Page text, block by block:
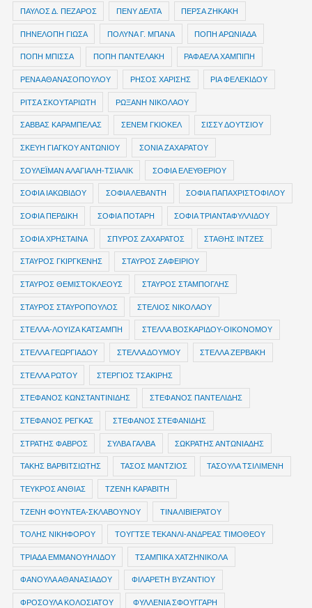
ΠΑΥΛΟΣ Δ. ΠΕΖΑΡΟΣ ΠΕΝΥ ΔΕΛΤΑ ΠΕΡΣΑ ΖΗΚΑΚΗ
ΠΗΝΕΛΟΠΗ ΓΙΩΣΑ ΠΟΛΥΝΑ Γ. ΜΠΑΝΑ ΠΟΠΗ ΑΡΩΝΙΑΔΑ
ΠΟΠΗ ΜΠΙΣΣΑ ΠΟΠΗ ΠΑΝΤΕΛΑΚΗ ΡΑΦΑΕΛΑ ΧΑΜΠΙΠΗ
ΡΕΝΑ ΑΘΑΝΑΣΟΠΟΥΛΟΥ ΡΗΣΟΣ ΧΑΡΙΣΗΣ ΡΙΑ ΦΕΛΕΚΙΔΟΥ
ΡΙΤΣΑ ΣΚΟΥΤΑΡΙΩΤΗ ΡΩΞΑΝΗ ΝΙΚΟΛΑΟΥ
ΣΑΒΒΑΣ ΚΑΡΑΜΠΕΛΑΣ ΣΕΝΕΜ ΓΚΙΟΚΕΛ ΣΙΣΣΥ ΔΟΥΤΣΙΟΥ
ΣΚΕΥΗ ΓΙΑΓΚΟΥ ΑΝΤΩΝΙΟΥ ΣΟΝΙΑ ΖΑΧΑΡΑΤΟΥ
ΣΟΥΛΕΪΜΑΝ ΑΛΑΓΙΑΛΗ-ΤΣΙΑΛΙΚ ΣΟΦΙΑ ΕΛΕΥΘΕΡΙΟΥ
ΣΟΦΙΑ ΙΑΚΩΒΙΔΟΥ ΣΟΦΙΑ ΛΕΒΑΝΤΗ ΣΟΦΙΑ ΠΑΠΑΧΡΙΣΤΟΦΙΛΟΥ
ΣΟΦΙΑ ΠΕΡΔΙΚΗ ΣΟΦΙΑ ΠΟΤΑΡΗ ΣΟΦΙΑ ΤΡΙΑΝΤΑΦΥΛΛΙΔΟΥ
ΣΟΦΙΑ ΧΡΗΣΤΑΙΝΑ ΣΠΥΡΟΣ ΖΑΧΑΡΑΤΟΣ ΣΤΑΘΗΣ ΙΝΤΖΕΣ
ΣΤΑΥΡΟΣ ΓΚΙΡΓΚΕΝΗΣ ΣΤΑΥΡΟΣ ΖΑΦΕΙΡΙΟΥ
ΣΤΑΥΡΟΣ ΘΕΜΙΣΤΟΚΛΕΟΥΣ ΣΤΑΥΡΟΣ ΣΤΑΜΠΟΓΛΗΣ
ΣΤΑΥΡΟΣ ΣΤΑΥΡΟΠΟΥΛΟΣ ΣΤΕΛΙΟΣ ΝΙΚΟΛΑΟΥ
ΣΤΕΛΛΑ-ΛΟΥΙΖΑ ΚΑΤΣΑΜΠΗ ΣΤΕΛΛΑ ΒΟΣΚΑΡΙΔΟΥ-ΟΙΚΟΝΟΜΟΥ
ΣΤΕΛΛΑ ΓΕΩΡΓΙΑΔΟΥ ΣΤΕΛΛΑ ΔΟΥΜΟΥ ΣΤΕΛΛΑ ΖΕΡΒΑΚΗ
ΣΤΕΛΛΑ ΡΩΤΟΥ ΣΤΕΡΓΙΟΣ ΤΣΑΚΙΡΗΣ
ΣΤΕΦΑΝΟΣ ΚΩΝΣΤΑΝΤΙΝΙΔΗΣ ΣΤΕΦΑΝΟΣ ΠΑΝΤΕΛΙΔΗΣ
ΣΤΕΦΑΝΟΣ ΡΕΓΚΑΣ ΣΤΕΦΑΝΟΣ ΣΤΕΦΑΝΙΔΗΣ
ΣΤΡΑΤΗΣ ΦΑΒΡΟΣ ΣΥΛΒΑ ΓΑΛΒΑ ΣΩΚΡΑΤΗΣ ΑΝΤΩΝΙΑΔΗΣ
ΤΑΚΗΣ ΒΑΡΒΙΤΣΙΩΤΗΣ ΤΑΣΟΣ ΜΑΝΤΖΙΟΣ ΤΑΣΟΥΛΑ ΤΣΙΛΙΜΕΝΗ
ΤΕΥΚΡΟΣ ΑΝΘΙΑΣ ΤΖΕΝΗ ΚΑΡΑΒΙΤΗ
ΤΖΕΝΗ ΦΟΥΝΤΕΑ-ΣΚΛΑΒΟΥΝΟΥ ΤΙΝΑ ΛΙΒΙΕΡΑΤΟΥ
ΤΟΛΗΣ ΝΙΚΗΦΟΡΟΥ ΤΟΥΓΤΣΕ ΤΕΚΑΝΛΙ-ΑΝΔΡΕΑΣ ΤΙΜΟΘΕΟΥ
ΤΡΙΑΔΑ ΕΜΜΑΝΟΥΗΛΙΔΟΥ ΤΣΑΜΠΙΚΑ ΧΑΤΖΗΝΙΚΟΛΑ
ΦΑΝΟΥΛΑ ΑΘΑΝΑΣΙΑΔΟΥ ΦΙΛΑΡΕΤΗ ΒΥΖΑΝΤΙΟΥ
ΦΡΟΣΟΥΛΑ ΚΟΛΟΣΙΑΤΟΥ ΦΥΛΛΕΝΙΑ ΣΦΟΥΓΓΑΡΗ